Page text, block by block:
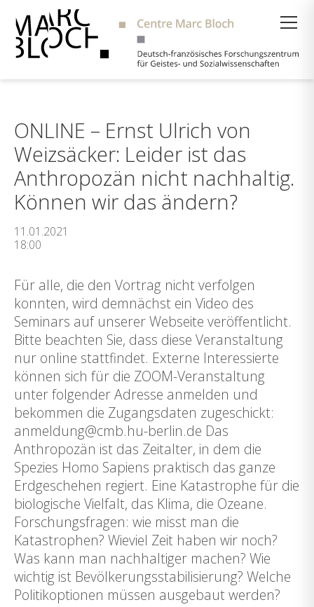
ONLINE – Ernst Ulrich von
Weizsäcker: Leider ist das
Anthropozän nicht nachhaltig.
Können wir das ändern?
11.01.2021
18:00
Für alle, die den Vortrag nicht verfolgen
konnten, wird demnächst ein Video des
Seminars auf unserer Webseite veröffentlicht.
Bitte beachten Sie, dass diese Veranstaltung
nur online stattfindet. Externe Interessierte
können sich für die ZOOM-Veranstaltung
unter folgender Adresse anmelden und
bekommen die Zugangsdaten zugeschickt:
anmeldung@cmb.hu-berlin.de Das
Anthropozän ist das Zeitalter, in dem die
Spezies Homo Sapiens praktisch das ganze
Erdgeschehen regiert. Eine Katastrophe für die
biologische Vielfalt, das Klima, die Ozeane.
Forschungsfragen: wie misst man die
Katastrophen? Wieviel Zeit haben wir noch?
Was kann man nachhaltiger machen? Wie
wichtig ist Bevölkerungsstabilisierung? Welche
Politikoptionen müssen ausgebaut werden?